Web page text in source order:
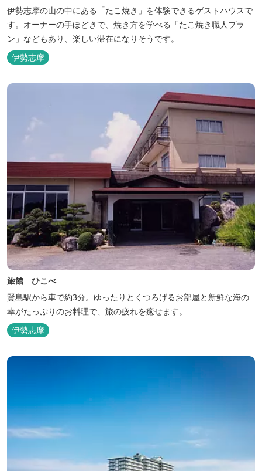
伊勢志摩の山の中にある「たこ焼き」を体験できるゲストハウスで
す。オーナーの手ほどきで、焼き方を学べる「たこ焼き職人プラ
ン」などもあり、楽しい滞在になりそうです。
伊勢志摩
旅館 ひこべ
賢島駅から車で約3分。ゆったりとくつろげるお部屋と新鮮な海の
幸がたっぷりのお料理で、旅の疲れを癒せます。
伊勢志摩